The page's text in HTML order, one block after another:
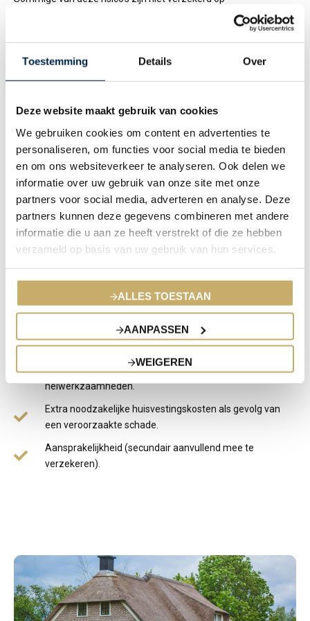
Toestemming Details Over
Deze website maakt gebruik van cookies
We gebruiken cookies om content en advertenties te
personaliseren, om functies voor social media te bieden
en om ons websiteverkeer te analyseren. Ook delen we
informatie over uw gebruik van onze site met onze
partners voor social media, adverteren en analyse. Deze
partners kunnen deze gegevens combineren met andere
informatie die u aan ze heeft verstrekt of die ze hebben
verzameld op basis van uw gebruik van hun services.
ALLES TOESTAAN
AANPASSEN
WEIGEREN
aansprakelijkheidsverzekering. Enkele
onverhoopte schade verzekeren. Een Construction Allrisk
bieden.
Doorgaans heeft een aannemer zijn eigen doorlopende CAR-
verzekering. Meestal adviseren wij ook zelf een CAR-
verzekering te overwegen gezien de omvang van uw project en
de vele diverse betrokken partijen.
Diefstal van bouwmaterialen.
Schade door vandalisme.
Scheuren in de muren door graaf- of
heiwerkzaamheden.
Extra noodzakelijke huisvestingskosten als gevolg van
een veroorzaakte schade.
Aansprakelijkheid (secundair aanvullend mee te
verzekeren).